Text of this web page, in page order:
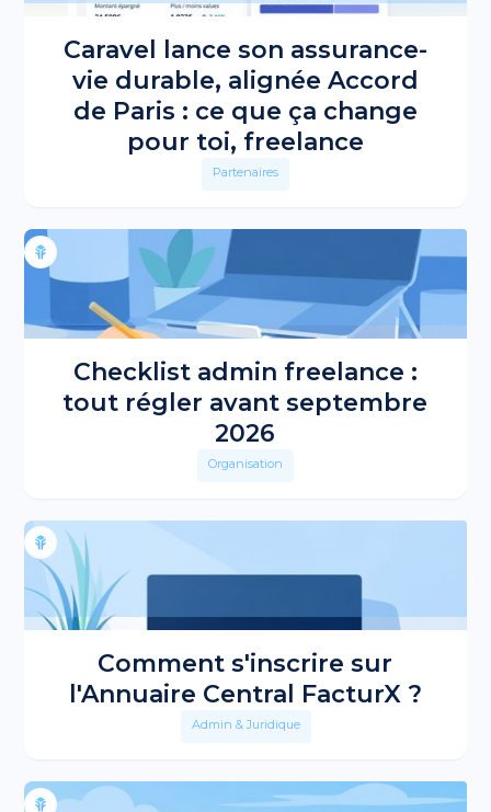
Caravel lance son assurance-
vie durable, alignée Accord
de Paris : ce que ça change
pour toi, freelance
Partenaires
Checklist admin freelance :
tout régler avant septembre
2026
Organisation
Comment s'inscrire sur
l'Annuaire Central FacturX ?
Admin & Juridique